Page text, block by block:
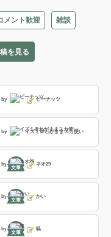
メント歓迎 雑談
を見る
by ピーナッツ
by イズミ＠わがままスカ使い
by
文筆
ネオ29
by
文筆
かい
by
文筆
暁